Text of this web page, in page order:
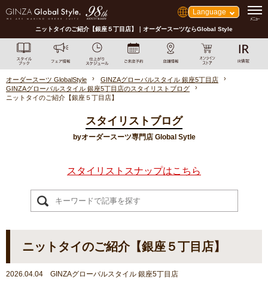
Language
ニットタイのご紹介【銀座５丁目店】｜オーダースーツならGlobal Style
オーダースーツ GlobalStyle
GINZAグローバルスタイル 銀座5丁目店
GINZAグローバルスタイル 銀座5丁目店のスタイリストブログ
ニットタイのご紹介【銀座５丁目店】
スタイリストブログ
byオーダースーツ専門店 Global Sytle
スタイリストスナップはこちら
ニットタイのご紹介【銀座５丁目店】
2026.04.04 GINZAグローバルスタイル 銀座5丁目店